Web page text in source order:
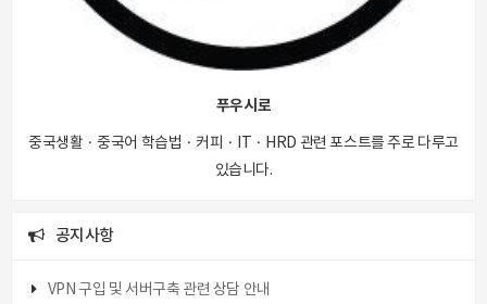
푸우시로
중국생활 · 중국어 학습법 · 커피 · IT · HRD 관련 포스트를 주로 다루고
있습니다.
공지사항
VPN 구입 및 서버구축 관련 상담 안내